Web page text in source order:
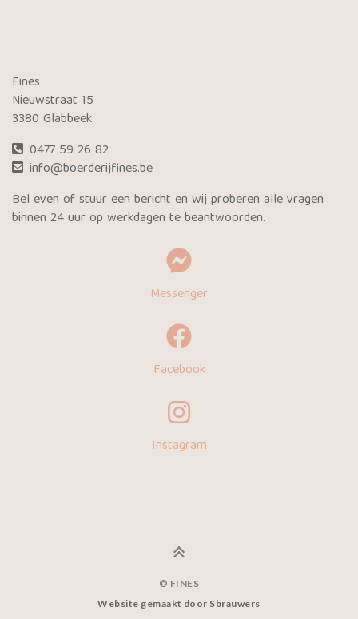
Fines
Nieuwstraat 15
3380 Glabbeek
0477 59 26 82
info@boerderijfines.be
Bel even of stuur een bericht en wij proberen alle vragen
binnen 24 uur op werkdagen te beantwoorden.
Messenger
Facebook
Instagram
© FINES
Website gemaakt door Sbrauwers